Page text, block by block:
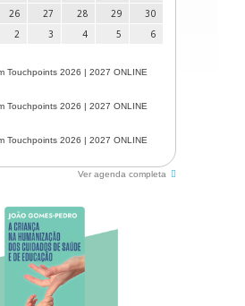
26 27 28 29
30
2 3 4 5 6
Touchpoints 2026 | 2027 ONLINE
Touchpoints 2026 | 2027 ONLINE
Touchpoints 2026 | 2027 ONLINE
Ver agenda completa